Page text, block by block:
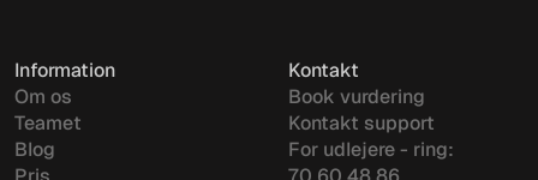
Information
Om os
Teamet
Blog
Kontakt
Book vurdering
Kontakt support
For udlejere - ring: